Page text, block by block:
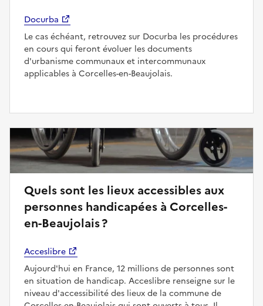
Docurba
Le cas échéant, retrouvez sur Docurba les procédures
en cours qui feront évoluer les documents
d'urbanisme communaux et intercommunaux
applicables à Corcelles-en-Beaujolais.
Quels sont les lieux accessibles aux
personnes handicapées à Corcelles-
en-Beaujolais ?
Acceslibre
Aujourd'hui en France, 12 millions de personnes sont
en situation de handicap. Acceslibre renseigne sur le
niveau d'accessibilité des lieux de la commune de